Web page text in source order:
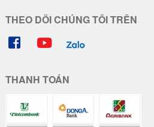
u Piglet !!!
28.000 đ